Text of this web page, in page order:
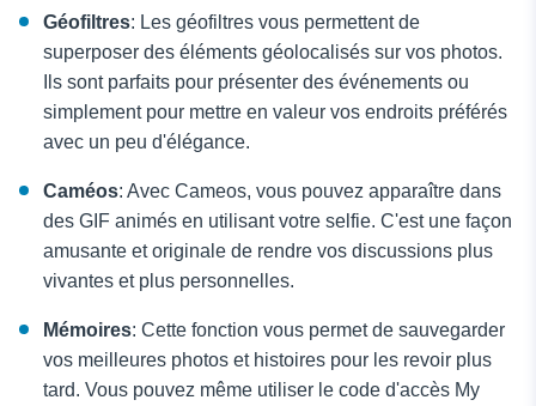
Géofiltres: Les géofiltres vous permettent de
superposer des éléments géolocalisés sur vos photos.
Ils sont parfaits pour présenter des événements ou
simplement pour mettre en valeur vos endroits préférés
avec un peu d'élégance.
Caméos: Avec Cameos, vous pouvez apparaître dans
des GIF animés en utilisant votre selfie. C'est une façon
amusante et originale de rendre vos discussions plus
vivantes et plus personnelles.
Mémoires: Cette fonction vous permet de sauvegarder
vos meilleures photos et histoires pour les revoir plus
tard. Vous pouvez même utiliser le code d'accès My